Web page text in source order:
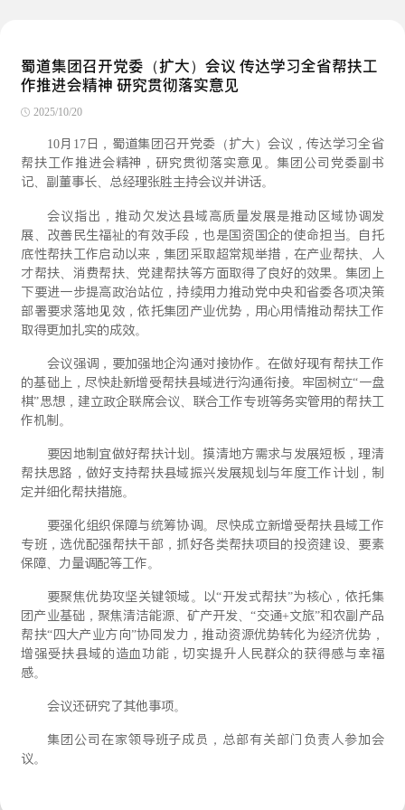
蜀道集团召开党委（扩大）会议 传达学习全省帮扶工
作推进会精神 研究贯彻落实意见
2025/10/20
10月17日，蜀道集团召开党委（扩大）会议，传达学习全省
帮扶工作推进会精神，研究贯彻落实意见。集团公司党委副书
记、副董事长、总经理张胜主持会议并讲话。
会议指出，推动欠发达县域高质量发展是推动区域协调发
展、改善民生福祉的有效手段，也是国资国企的使命担当。自托
底性帮扶工作启动以来，集团采取超常规举措，在产业帮扶、人
才帮扶、消费帮扶、党建帮扶等方面取得了良好的效果。集团上
下要进一步提高政治站位，持续用力推动党中央和省委各项决策
部署要求落地见效，依托集团产业优势，用心用情推动帮扶工作
取得更加扎实的成效。
会议强调，要加强地企沟通对接协作。在做好现有帮扶工作
的基础上，尽快赴新增受帮扶县域进行沟通衔接。牢固树立“一盘
棋”思想，建立政企联席会议、联合工作专班等务实管用的帮扶工
作机制。
要因地制宜做好帮扶计划。摸清地方需求与发展短板，理清
帮扶思路，做好支持帮扶县域振兴发展规划与年度工作计划，制
定并细化帮扶措施。
要强化组织保障与统筹协调。尽快成立新增受帮扶县域工作
专班，选优配强帮扶干部，抓好各类帮扶项目的投资建设、要素
保障、力量调配等工作。
要聚焦优势攻坚关键领域。以“开发式帮扶”为核心，依托集
团产业基础，聚焦清洁能源、矿产开发、“交通+文旅”和农副产品
帮扶“四大产业方向”协同发力，推动资源优势转化为经济优势，
增强受扶县域的造血功能，切实提升人民群众的获得感与幸福
感。
会议还研究了其他事项。
集团公司在家领导班子成员，总部有关部门负责人参加会
议。